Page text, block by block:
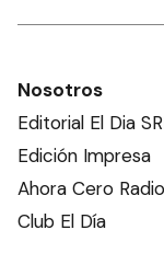
Nosotros
Editorial El Dia
Edición Impresa
Ahora Cero Radio
Club El Día